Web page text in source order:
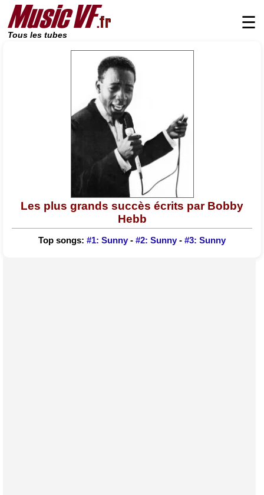
Tous les tubes
☰
Les plus grands succès écrits par Bobby
Hebb
Top songs: #1: Sunny - #2: Sunny - #3: Sunny